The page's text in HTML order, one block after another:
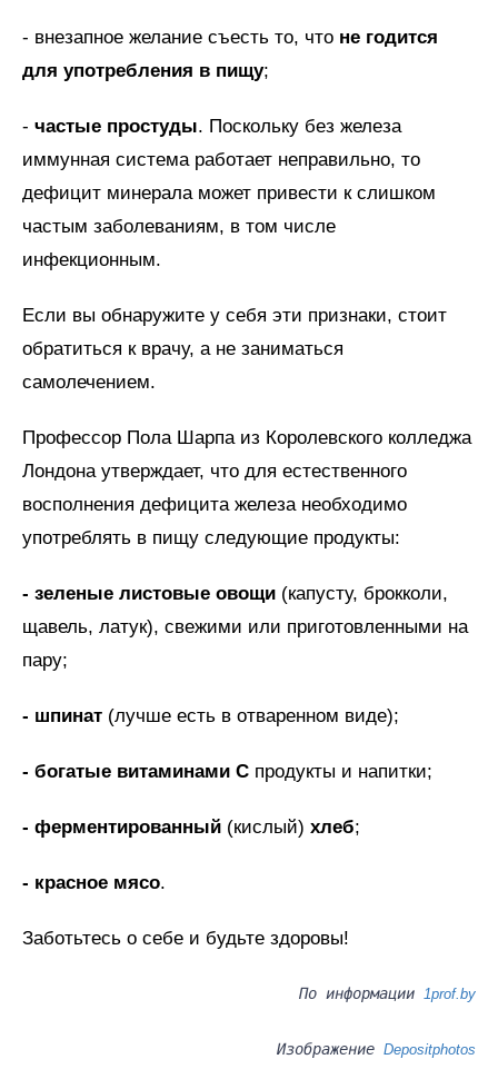
- внезапное желание съесть то, что не годится
для употребления в пищу;
- частые простуды. Поскольку без железа
иммунная система работает неправильно, то
дефицит минерала может привести к слишком
частым заболеваниям, в том числе
инфекционным.
Если вы обнаружите у себя эти признаки, стоит
обратиться к врачу, а не заниматься
самолечением.
Профессор Пола Шарпа из Королевского колледжа
Лондона утверждает, что для естественного
восполнения дефицита железа необходимо
употреблять в пищу следующие продукты:
- зеленые листовые овощи (капусту, брокколи,
щавель, латук), свежими или приготовленными на
пару;
- шпинат (лучше есть в отваренном виде);
- богатые витаминами С продукты и напитки;
- ферментированный (кислый) хлеб;
- красное мясо.
Заботьтесь о себе и будьте здоровы!
По информации 1prof.by
Изображение Depositphotos